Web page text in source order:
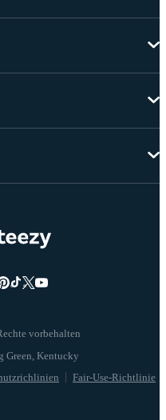
vorbehalten
Fair-Use-Richtlinie